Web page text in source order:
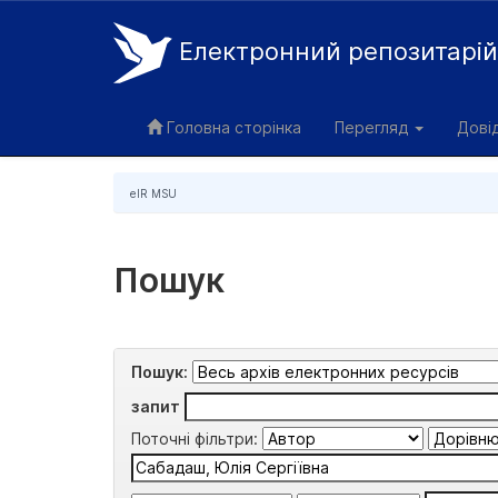
Електронний
Головна сторінка Перегляд
eIR MSU
Пошук
Пошук:
запит
Поточні фільтри: